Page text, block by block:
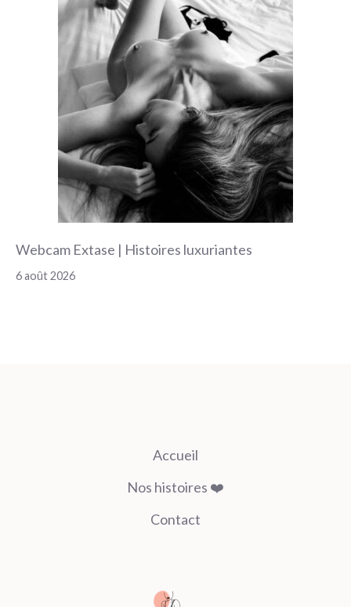
Webcam Extase | Histoires luxuriantes
6 août 2026
Accueil
Nos histoires ❤️
Contact